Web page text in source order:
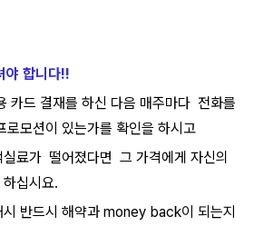
야 합니다!!
카드 결재를 하신 다음 매주마다 전화를
로모션이 있는가를 확인을 하시고
료가 떨어졌다면 그 가격에게 자신의
십시요.
시 반드시 해약과 money back이 되는지